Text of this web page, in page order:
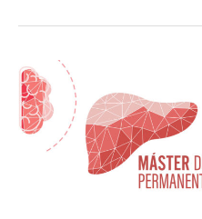
Trasplante
hepático